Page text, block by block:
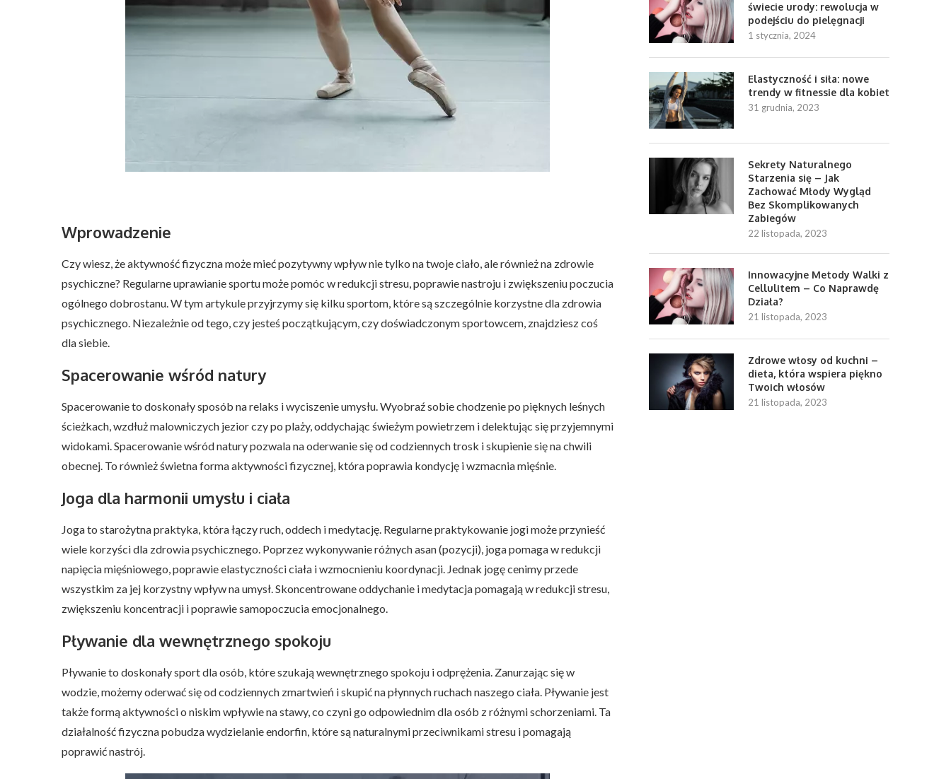
Wprowadzenie
Czy wiesz, że aktywność fizyczna może mieć pozytywny wpływ nie tylko na twoje ciało, ale również na zdrowie
psychiczne? Regularne uprawianie sportu może pomóc w redukcji stresu, poprawie nastroju i zwiększeniu poczucia
ogólnego dobrostanu. W tym artykule przyjrzymy się kilku sportom, które są szczególnie korzystne dla zdrowia
psychicznego. Niezależnie od tego, czy jesteś początkującym, czy doświadczonym sportowcem, znajdziesz coś
dla siebie.
Spacerowanie wśród natury
Spacerowanie to doskonały sposób na relaks i wyciszenie umysłu. Wyobraź sobie chodzenie po pięknych leśnych
ścieżkach, wzdłuż malowniczych jezior czy po plaży, oddychając świeżym powietrzem i delektując się przyjemnymi
widokami. Spacerowanie wśród natury pozwala na oderwanie się od codziennych trosk i skupienie się na chwili
obecnej. To również świetna forma aktywności fizycznej, która poprawia kondycję i wzmacnia mięśnie.
Joga dla harmonii umysłu i ciała
Joga to starożytna praktyka, która łączy ruch, oddech i medytację. Regularne praktykowanie jogi może przynieść
wiele korzyści dla zdrowia psychicznego. Poprzez wykonywanie różnych asan (pozycji), joga pomaga w redukcji
napięcia mięśniowego, poprawie elastyczności ciała i wzmocnieniu koordynacji. Jednak jogę cenimy przede
wszystkim za jej korzystny wpływ na umysł. Skoncentrowane oddychanie i medytacja pomagają w redukcji stresu,
zwiększeniu koncentracji i poprawie samopoczucia emocjonalnego.
Pływanie dla wewnętrznego spokoju
Pływanie to doskonały sport dla osób, które szukają wewnętrznego spokoju i odprężenia. Zanurzając się w
wodzie, możemy oderwać się od codziennych zmartwień i skupić na płynnych ruchach naszego ciała. Pływanie jest
także formą aktywności o niskim wpływie na stawy, co czyni go odpowiednim dla osób z różnymi schorzeniami. Ta
działalność fizyczna pobudza wydzielanie endorfin, które są naturalnymi przeciwnikami stresu i pomagają
poprawić nastrój.
świecie urody: rewolucja w
podejściu do pielęgnacji
1 stycznia, 2024
Elastyczność i siła: nowe
trendy w fitnessie dla kobiet
31 grudnia, 2023
Sekrety Naturalnego
Starzenia się – Jak
Zachować Młody Wygląd
Bez Skomplikowanych
Zabiegów
22 listopada, 2023
Innowacyjne Metody Walki z
Cellulitem – Co Naprawdę
Działa?
21 listopada, 2023
Zdrowe włosy od kuchni –
dieta, która wspiera piękno
Twoich włosów
21 listopada, 2023